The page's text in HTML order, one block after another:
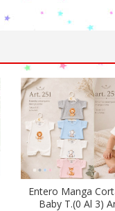
Entero Manga
Baby T.(0 Al 3)